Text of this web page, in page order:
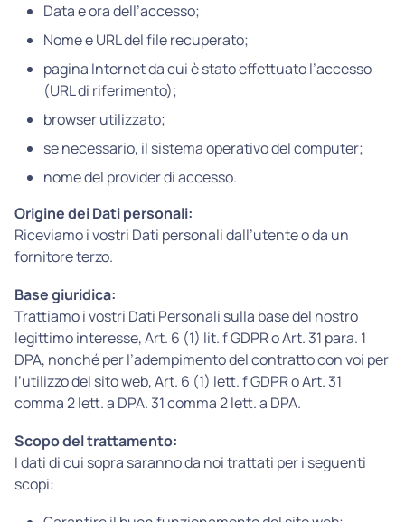
Data e ora dell’accesso;
Nome e URL del file recuperato;
pagina Internet da cui è stato effettuato l’accesso
(URL di riferimento);
browser utilizzato;
se necessario, il sistema operativo del computer;
nome del provider di accesso.
Origine dei Dati personali:
Riceviamo i vostri Dati personali dall’utente o da un
fornitore terzo.
Base giuridica:
Trattiamo i vostri Dati Personali sulla base del nostro
legittimo interesse, Art. 6 (1) lit. f GDPR o Art. 31 para. 1
DPA, nonché per l’adempimento del contratto con voi per
l’utilizzo del sito web, Art. 6 (1) lett. f GDPR o Art. 31
comma 2 lett. a DPA. 31 comma 2 lett. a DPA.
Scopo del trattamento:
I dati di cui sopra saranno da noi trattati per i seguenti
scopi: